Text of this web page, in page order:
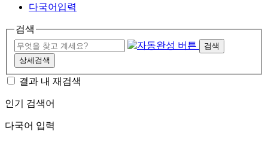
다국어입력
검색
검색
상세검색
결과 내 재검색
인기 검색어
다국어 입력